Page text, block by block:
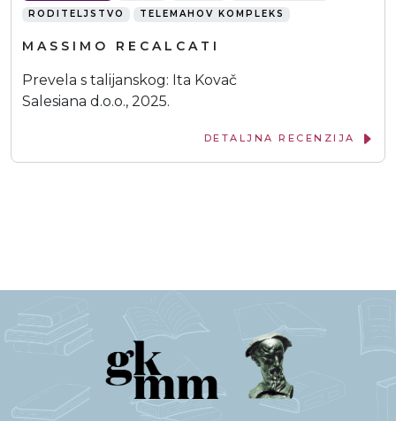
RODITELJSTVO
TELEMAHOV KOMPLEKS
MASSIMO RECALCATI
Prevela s talijanskog: Ita Kovač
Salesiana d.o.o., 2025.
DETALJNA RECENZIJA